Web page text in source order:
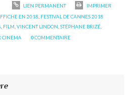
LIEN PERMANENT
IMPRIMER
EN 2018 FESTIVAL DE CANNES 2018
FILM ,VINCENT LINDON ,STÉPHANE BRIZÉ
CINEMA 0COMMENTAIRE